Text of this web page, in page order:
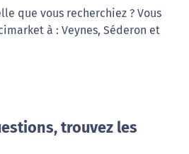
que vous recherchiez ? Vous
à : Veynes, Séderon et
trouvez les